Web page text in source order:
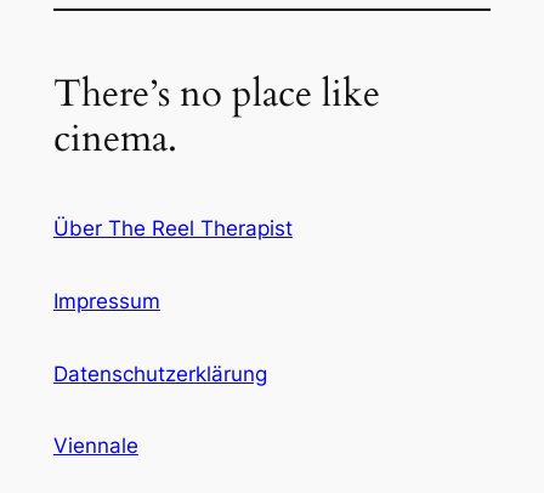
There’s no place like
cinema.
Über The Reel Therapist
Impressum
Datenschutzerklärung
Viennale